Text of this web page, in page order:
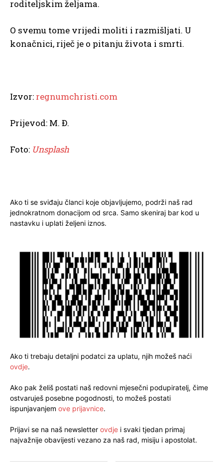
roditeljskim željama.
O svemu tome vrijedi moliti i razmišljati. U
konačnici, riječ je o pitanju života i smrti.
Izvor: regnumchristi.com
Prijevod: M. Đ.
Foto: Unsplash
Ako ti se sviđaju članci koje objavljujemo, podrži naš rad
jednokratnom donacijom od srca. Samo skeniraj bar kod u
nastavku i uplati željeni iznos.
Ako ti trebaju detaljni podatci za uplatu, njih možeš naći
ovdje.
Ako pak želiš postati naš redovni mjesečni podupiratelj, čime
ostvaruješ posebne pogodnosti, to možeš postati
ispunjavanjem ove prijavnice.
Prijavi se na naš newsletter ovdje i svaki tjedan primaj
najvažnije obavijesti vezano za naš rad, misiju i apostolat.